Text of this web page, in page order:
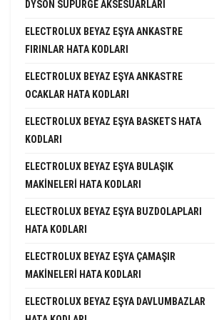
DYSON SÜPÜRGE AKSESUARLARI
ELECTROLUX BEYAZ EŞYA ANKASTRE
FIRINLAR HATA KODLARI
ELECTROLUX BEYAZ EŞYA ANKASTRE
OCAKLAR HATA KODLARI
ELECTROLUX BEYAZ EŞYA BASKETS HATA
KODLARI
ELECTROLUX BEYAZ EŞYA BULAŞIK
MAKINELERI HATA KODLARI
ELECTROLUX BEYAZ EŞYA BUZDOLAPLARI
HATA KODLARI
ELECTROLUX BEYAZ EŞYA ÇAMAŞIR
MAKINELERI HATA KODLARI
ELECTROLUX BEYAZ EŞYA DAVLUMBAZLAR